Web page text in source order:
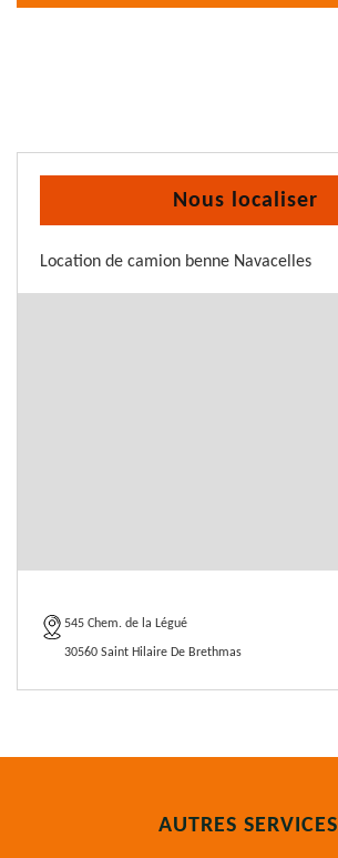
Nous localiser
Location de camion benne Navacelles
545 Chem. de la Légué
30560 Saint Hilaire De Brethmas
AUTRES SERVICES